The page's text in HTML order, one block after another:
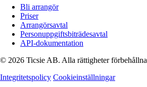
Bli arrangör
Priser
Arrangörsavtal
Personuppgiftsbiträdesavtal
API-dokumentation
© 2026 Ticsie AB. Alla rättigheter
Integritetspolicy Cookieinställningar